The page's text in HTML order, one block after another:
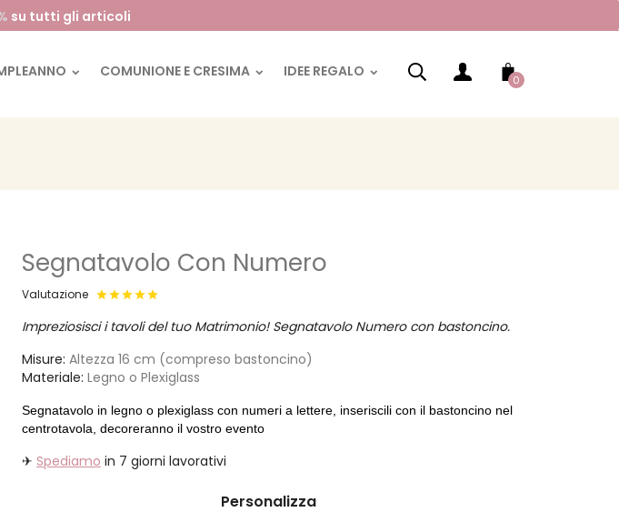
su tutti gli articoli
COMUNIONE E CRESIMA IDEE REGALO 0
Segnatavolo Con Numero
Valutazione
Impreziosisci i tavoli del tuo Matrimonio! Segnatavolo Numero con bastoncino.
Misure: Altezza 16 cm (compreso bastoncino)
Materiale: Legno o Plexiglass
Segnatavolo in legno o plexiglass con numeri a lettere, inseriscili con il bastoncino nel
centrotavola, decoreranno il vostro evento
✈ Spediamo in 7 giorni lavorativi
Personalizza